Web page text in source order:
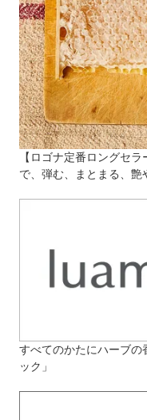
【ロゴナ定番ロングセ
で、弾む、まとまる、艶
すべてのかたにハーブの
ック」